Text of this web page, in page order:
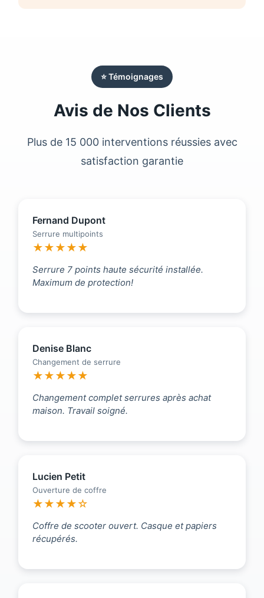
⭐ Témoignages
Avis de Nos Clients
Plus de 15 000 interventions réussies avec
satisfaction garantie
Fernand Dupont
Serrure multipoints
★★★★★
Serrure 7 points haute sécurité installée.
Maximum de protection!
Denise Blanc
Changement de serrure
★★★★★
Changement complet serrures après achat
maison. Travail soigné.
Lucien Petit
Ouverture de coffre
★★★★☆
Coffre de scooter ouvert. Casque et papiers
récupérés.